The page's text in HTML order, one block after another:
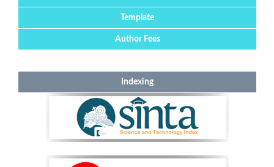
Template
Author Fees
Indexing